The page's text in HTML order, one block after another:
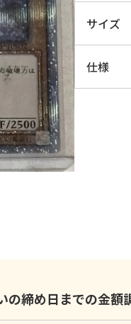
サイズ
仕様
の締め日までの金額